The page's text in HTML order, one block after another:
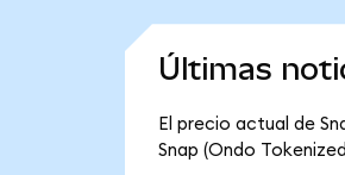
Últimas
El precio actual de
Snap (Ondo